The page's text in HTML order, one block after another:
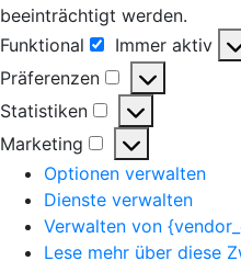
beeinträchtigt werden.
Funktional
Funktional
Immer aktiv
Präferenzen
Präferenzen
Statistiken
Statistiken
Marketing
Marketing
Optionen verwalten
Dienste verwalten
Verwalten von
Lese mehr über diese